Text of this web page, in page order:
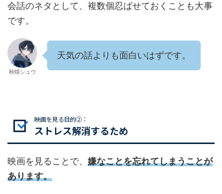
会話のネタとして、複数個忍ばせておくことも大事
です。
秋晴シュウ
天気の話よりも面白いはずです。
映画を見る目的②：
ストレス解消するため
映画を見ることで、 嫌なことを忘れてしまうことが
あります。